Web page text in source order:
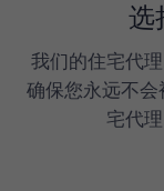
选
我们的住宅代
确保您永远不
宅代